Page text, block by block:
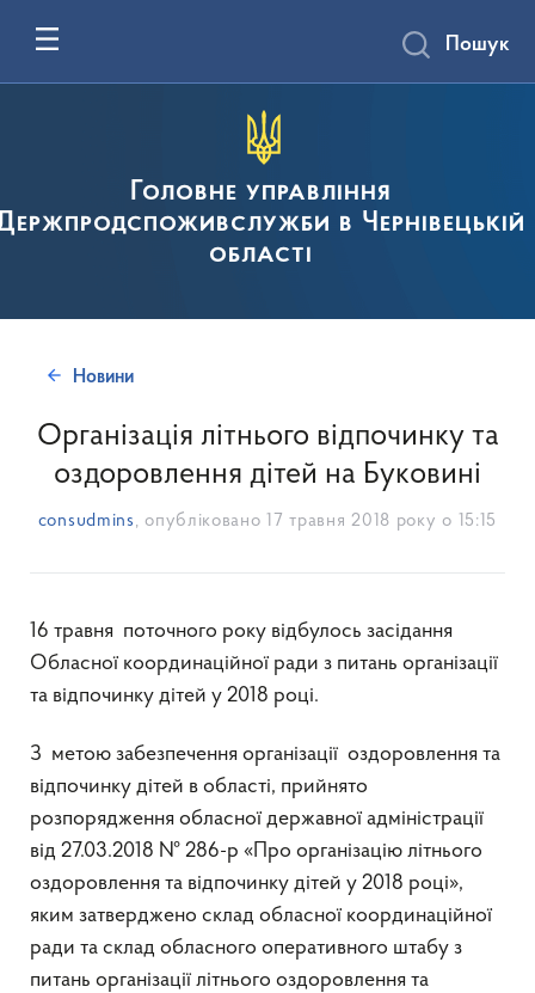
Головне управління
в Чернівецькій
області
Пошук
Новини
Організація літнього відпочинку та
оздоровлення дітей на Буковині
consudmins , опубліковано 17 травня 2018 року о 15:15
16 травня поточного року відбулось засідання
Обласної координаційної ради з питань організації
та відпочинку дітей у 2018 році.
З метою забезпечення організації оздоровлення та
відпочинку дітей в області, прийнято
розпорядження обласної державної адміністрації
від 27.03.2018 № 286-р «Про організацію літнього
оздоровлення та відпочинку дітей у 2018 році»,
яким затверджено склад обласної координаційної
ради та склад обласного оперативного штабу з
питань організації літнього оздоровлення та